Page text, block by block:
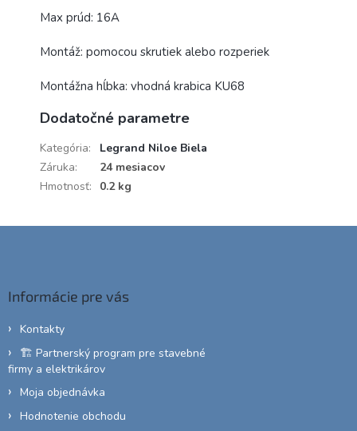
Max prúd: 16A
Montáž: pomocou skrutiek alebo rozperiek
Montážna hĺbka: vhodná krabica KU68
Dodatočné parametre
Kategória:
Legrand Niloe Biela
Záruka:
24 mesiacov
Hmotnosť: 0.2 kg
Informácie pre vás
Kontakty
🏗️ Partnerský program pre stavebné
firmy a elektrikárov
Moja objednávka
Hodnotenie obchodu